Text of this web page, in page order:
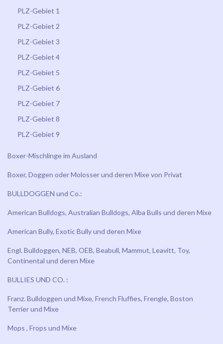
PLZ-Gebiet 1
PLZ-Gebiet 2
PLZ-Gebiet 3
PLZ-Gebiet 4
PLZ-Gebiet 5
PLZ-Gebiet 6
PLZ-Gebiet 7
PLZ-Gebiet 8
PLZ-Gebiet 9
Boxer-Mischlinge im Ausland
Boxer, Doggen oder Molosser und deren Mixe von Privat
BULLDOGGEN und Co.:
American Bulldogs, Australian Bulldogs, Alba Bulls und deren Mixe
American Bully, Exotic Bully und deren Mixe
Engl. Bulldoggen, NEB, OEB, Beabull, Mammut, Leavitt, Toy,
Continental und deren Mixe
BULLIES UND CO. :
Franz. Bulldoggen und Mixe, French Fluffies, Frengle, Boston
Terrier und Mixe
Mops , Frops und Mixe